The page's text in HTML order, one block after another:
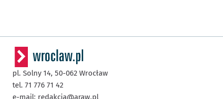
pl. Solny 14, 50-062 Wrocław
tel. 71 776 71 42
e-mail: redakcja@araw.pl